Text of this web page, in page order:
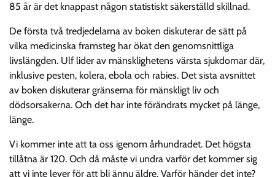
85 år är det knappast någon statistiskt säkerställd skillnad.
De första två tredjedelarna av boken diskuterar de sätt på
vilka medicinska framsteg har ökat den genomsnittliga
livslängden. Ulf lider av mänsklighetens värsta sjukdomar där,
inklusive pesten, kolera, ebola och rabies. Det sista avsnittet
av boken diskuterar gränserna för mänskligt liv och
dödsorsakerna. Och det har inte förändrats mycket på länge,
länge.
Vi kommer inte att ta oss igenom århundradet. Det högsta
tillåtna är 120. Och då måste vi undra varför det kommer sig
att vi inte lever för att bli ännu äldre. Varför händer det inte?